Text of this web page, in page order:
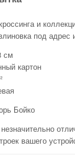
и
под адрес
см
картон
Бойко
вашего